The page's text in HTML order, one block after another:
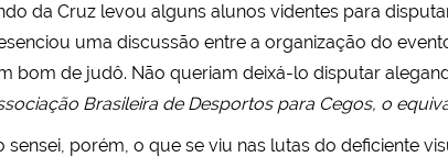
da Cruz levou alguns alunos videntes para
uma discussão entre a organização do
bom de judô. Não queriam deixá-lo disputar
Brasileira de Desportos para Cegos, o
sensei, porém, o que se viu nas lutas do deficiente